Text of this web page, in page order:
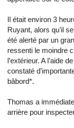
Il était environ 3
Ruyant, alors qu’il
été alerté par un
ressenti le moindre
l’extérieur. A l’aide
constaté
bâbord*.
Thomas a
arrière pour